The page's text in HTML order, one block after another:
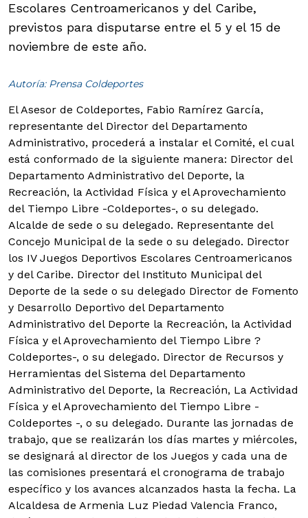
Escolares Centroamericanos y del Caribe,
previstos para disputarse entre el 5 y el 15 de
noviembre de este año.
Autoría: Prensa Coldeportes
El Asesor de Coldeportes, Fabio Ramírez García,
representante del Director del Departamento
Administrativo, procederá a instalar el Comité, el cual
está conformado de la siguiente manera: Director del
Departamento Administrativo del Deporte, la
Recreación, la Actividad Física y el Aprovechamiento
del Tiempo Libre -Coldeportes-, o su delegado.
Alcalde de sede o su delegado. Representante del
Concejo Municipal de la sede o su delegado. Director
los IV Juegos Deportivos Escolares Centroamericanos
y del Caribe. Director del Instituto Municipal del
Deporte de la sede o su delegado Director de Fomento
y Desarrollo Deportivo del Departamento
Administrativo del Deporte la Recreación, la Actividad
Física y el Aprovechamiento del Tiempo Libre ?
Coldeportes-, o su delegado. Director de Recursos y
Herramientas del Sistema del Departamento
Administrativo del Deporte, la Recreación, La Actividad
Física y el Aprovechamiento del Tiempo Libre -
Coldeportes -, o su delegado. Durante las jornadas de
trabajo, que se realizarán los días martes y miércoles,
se designará al director de los Juegos y cada una de
las comisiones presentará el cronograma de trabajo
específico y los avances alcanzados hasta la fecha. La
Alcaldesa de Armenia Luz Piedad Valencia Franco,